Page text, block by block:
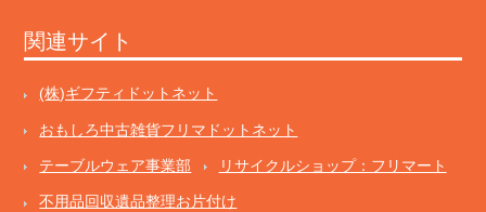
関連サイト
(株)ギフティドットネット
おもしろ中古雑貨フリマドットネット
テーブルウェア事業部 リサイクルショップ：フリマート
不用品回収遺品整理お片付け